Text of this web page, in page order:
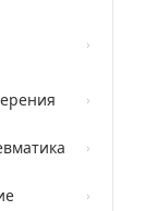
›
›
›
›